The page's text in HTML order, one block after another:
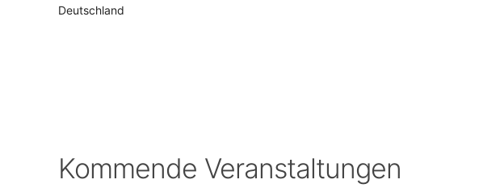
Deutschland
Kommende Veranstaltungen